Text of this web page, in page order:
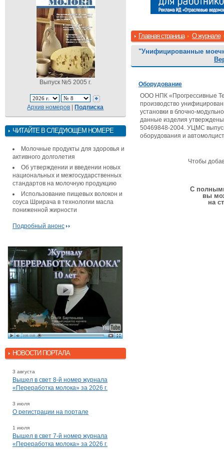
Выпуск №5 2005 г.
Архив номеров |Подписка
ЧИТАЙТЕ В СЛЕДУЮЩЕМ НОМЕРЕ
Молочные продукты для здоровья и
активного долголетия
Об утверждении и введении новых
национальных и межгосударственных
стандартов на молочную продукцию
Использование пищевых волокон и
соуса Шрирача в технологии масла
пониженной жирности
Подробный анонс
НОВОСТИ ПОРТАЛА
3 августа
Вышел в свет 8-й номер журнала
«Переработка молока» за 2026 г.
3 июля
О регистрации на портале
1 июля
Вышел в свет 7-й номер журнала
«Переработка молока» за 2026 г.
Главная страница О журнале
"Унифицированные
Оборудование
ООО НПК «Прогрессивные
производство
установки в блочно-
данные изделия
50469848-2004. УЦМС
оборудования и
Чтобы
С
вы
на